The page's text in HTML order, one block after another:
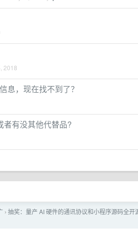
2018
息，现在找不到了？
者有没其他代替品?
› 抽奖：量产 AI 硬件的通讯协议和小程序源码全